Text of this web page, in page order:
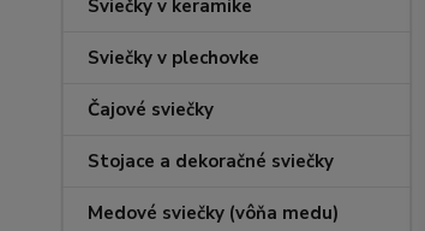
Sviečky v keramike
Sviečky v plechovke
Čajové sviečky
Stojace a dekoračné sviečky
Medové sviečky (vôňa medu)